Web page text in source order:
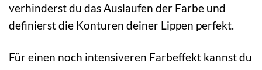
verhinderst du das Auslaufen der Farbe und
definierst die Konturen deiner Lippen perfekt.
Für einen noch intensiveren Farbeffekt kannst du